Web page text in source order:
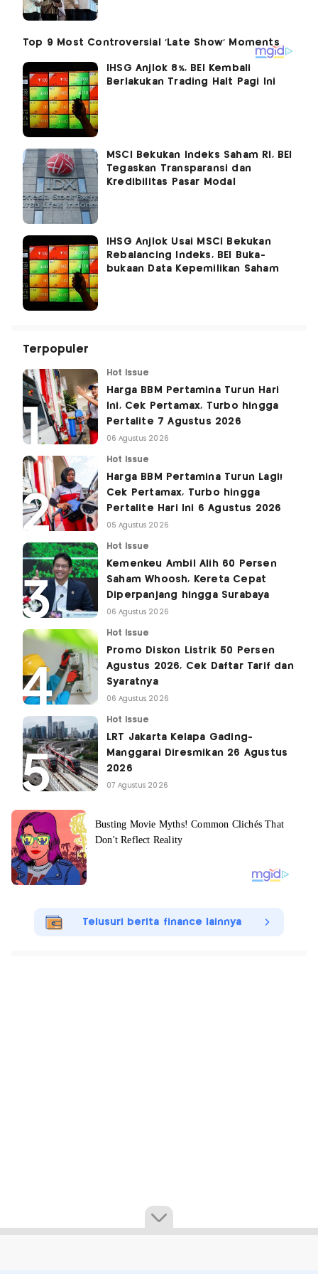
IHSG Anjlok 8%, BEI Kembali
Berlakukan Trading Halt Pagi Ini
MSCI Bekukan Indeks Saham RI, BEI
Tegaskan Transparansi dan
Kredibilitas Pasar Modal
IHSG Anjlok Usai MSCI Bekukan
Rebalancing Indeks, BEI Buka-
bukaan Data Kepemilikan Saham
Terpopuler
Hot Issue
Harga BBM Pertamina Turun Hari
Ini, Cek Pertamax, Turbo hingga
Pertalite 7 Agustus 2026
06 Agustus 2026
Hot Issue
Harga BBM Pertamina Turun Lagi!
Cek Pertamax, Turbo hingga
Pertalite Hari Ini 6 Agustus 2026
05 Agustus 2026
Hot Issue
Kemenkeu Ambil Alih 60 Persen
Saham Whoosh, Kereta Cepat
Diperpanjang hingga Surabaya
06 Agustus 2026
Hot Issue
Promo Diskon Listrik 50 Persen
Agustus 2026, Cek Daftar Tarif dan
Syaratnya
06 Agustus 2026
Hot Issue
LRT Jakarta Kelapa Gading-
Manggarai Diresmikan 26 Agustus
2026
07 Agustus 2026
Telusuri berita finance lainnya